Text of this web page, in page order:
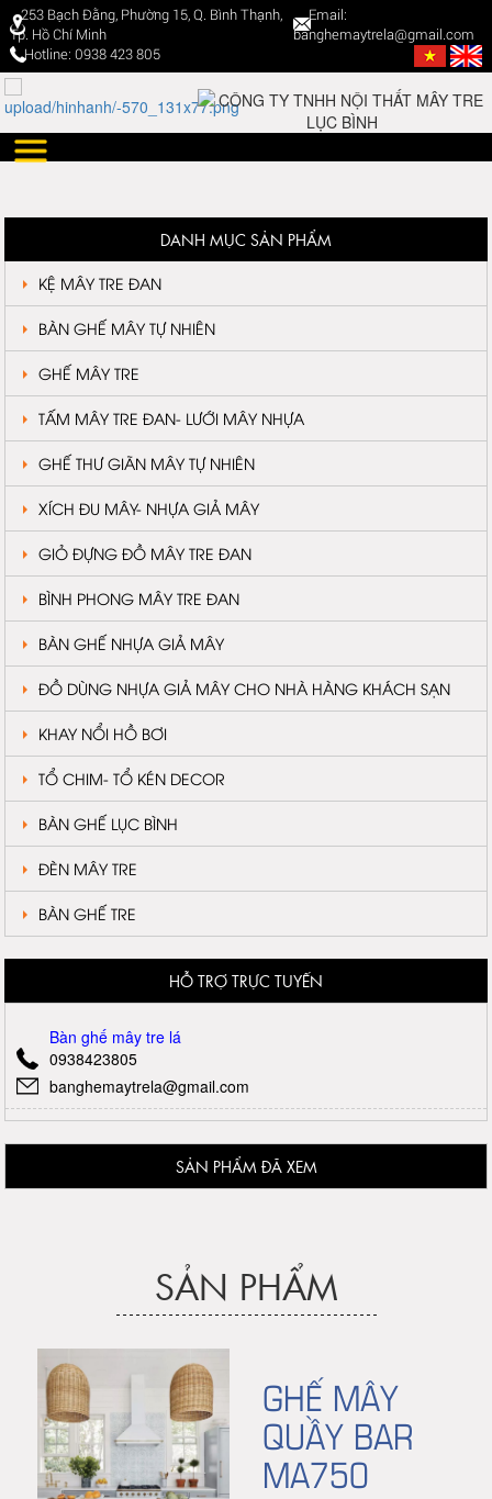
253 Bạch Đằng, Phường 15, Q. Bình Thạnh,
Tp. Hồ Chí Minh
Email:
banghemaytrela@gmail.com
Hotline: 0938 423 805
DANH MỤC SẢN PHẨM
KỆ MÂY TRE ĐAN
BÀN GHẾ MÂY TỰ NHIÊN
GHẾ MÂY TRE
TẤM MÂY TRE ĐAN- LƯỚI MÂY NHỰA
GHẾ THƯ GIÃN MÂY TỰ NHIÊN
XÍCH ĐU MÂY- NHỰA GIẢ MÂY
GIỎ ĐỰNG ĐỒ MÂY TRE ĐAN
BÌNH PHONG MÂY TRE ĐAN
BÀN GHẾ NHỰA GIẢ MÂY
ĐỒ DÙNG NHỰA GIẢ MÂY CHO NHÀ HÀNG KHÁCH SẠN
KHAY NỔI HỒ BƠI
TỔ CHIM- TỔ KÉN DECOR
BÀN GHẾ LỤC BÌNH
ĐÈN MÂY TRE
BÀN GHẾ TRE
HỖ TRỢ TRỰC TUYẾN
Bàn ghế mây tre lá
0938423805
banghemaytrela@gmail.com
SẢN PHẨM ĐÃ XEM
SẢN PHẨM
GHẾ MÂY
QUẦY BAR
MA750